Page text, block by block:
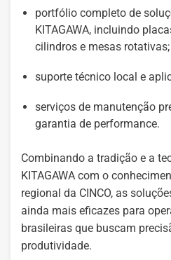
portfólio completo de
KITAGAWA, incluindo
cilindros e mesas rotativas;
suporte técnico local e
serviços de manutenção
garantia de performance.
Combinando a tradição e a
KITAGAWA com o
regional da CINCO, as
ainda mais eficazes para
brasileiras que buscam
produtividade.